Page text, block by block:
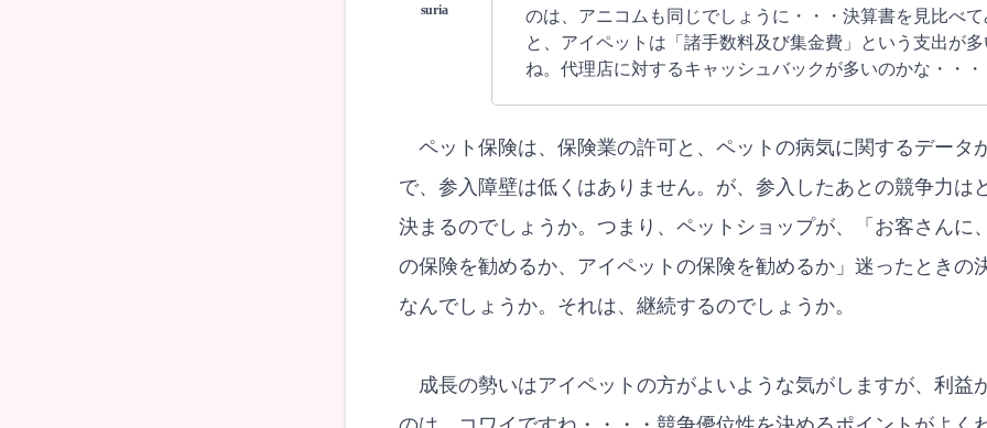
のは、アニコムも同じでしょうに・・・決算書を見比べ
と、アイペットは「諸手数料及び集金費」という支出が
ね。代理店に対するキャッシュバックが多いのかな・・・
ペット保険は、保険業の許可と、ペットの病気に関するデータ
で、参入障壁は低くはありません。が、参入したあとの競争力は
決まるのでしょうか。つまり、ペットショップが、「お客さんに
の保険を勧めるか、アイペットの保険を勧めるか」迷ったときの
なんでしょうか。それは、継続するのでしょうか。
成長の勢いはアイペットの方がよいような気がしますが、利益